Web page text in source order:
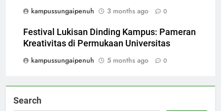
kampussungaipenuh
3 months ago 0
Festival Lukisan Dinding Kampus: Pameran
Kreativitas di Permukaan Universitas
kampussungaipenuh
5 months ago 0
Search